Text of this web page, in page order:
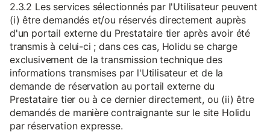
2.3.2 Les services sélectionnés par l'Utilisateur peuvent
(i) être demandés et/ou réservés directement auprès
d'un portail externe du Prestataire tier après avoir été
transmis à celui-ci ; dans ces cas, Holidu se charge
exclusivement de la transmission technique des
informations transmises par l'Utilisateur et de la
demande de réservation au portail externe du
Prestataire tier ou à ce dernier directement, ou (ii) être
demandés de manière contraignante sur le site Holidu
par réservation expresse.